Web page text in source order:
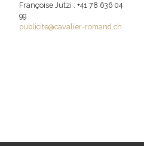
Françoise Jutzi : +41 78 636 04
99
publicite@cavalier-romand.ch